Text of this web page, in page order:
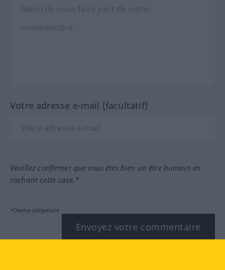
Votre adresse e-mail (facultatif)
Veuillez confirmer que vous êtes bien un être humain en
cochant cette case.*
*Champ obligatoire
Envoyez votre commentaire